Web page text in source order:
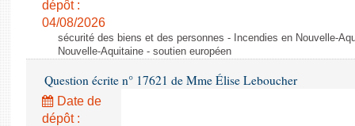
dépôt :
04/08/2026
sécurité des biens et des personnes - Incendies en Nouvelle-
Nouvelle-Aquitaine - soutien européen
Question écrite n° 17621 de Mme Élise Leboucher
Date de
dépôt :